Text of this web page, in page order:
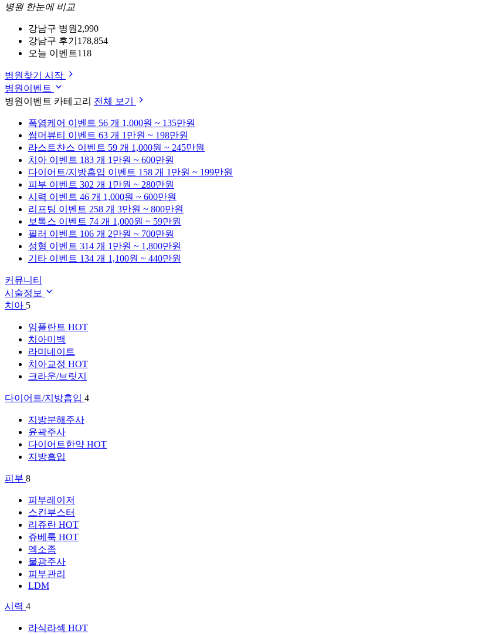
병원 한눈에 비교
강남구 병원 2,990
강남구 후기 178,854
오늘 이벤트118
병원찾기 시작
병원이벤트
병원이벤트 카테고리 전체 보기
폭염케어 이벤트 56 개 1,000원 ~ 135만원
썸머뷰티 이벤트 63 개 1만원 ~ 198만원
라스트찬스 이벤트 59 개 1,000원 ~ 245만원
치아 이벤트 183 개 1만원 ~ 600만원
다이어트/지방흡입 이벤트 158 개 1만원 ~ 199만원
피부 이벤트 302 개 1만원 ~ 280만원
시력 이벤트 46 개 1,000원 ~ 600만원
리프팅 이벤트 258 개 3만원 ~ 800만원
보톡스 이벤트 74 개 1,000원 ~ 59만원
필러 이벤트 106 개 2만원 ~ 700만원
성형 이벤트 314 개 1만원 ~ 1,800만원
기타 이벤트 134 개 1,100원 ~ 440만원
커뮤니티
시술정보
치아 5
임플란트 HOT
치아미백
라미네이트
치아교정 HOT
크라운/브릿지
다이어트/지방흡입 4
지방분해주사
윤곽주사
다이어트한약 HOT
지방흡입
피부 8
피부레이저
스킨부스터
리쥬란 HOT
쥬베룩 HOT
엑소좀
물광주사
피부관리
LDM
시력 4
라식라섹 HOT